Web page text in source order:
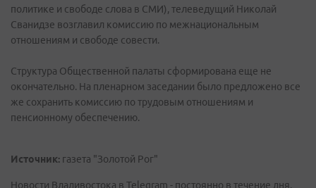
политике и свободе слова в СМИ), телеведущий Николай
Сванидзе возглавил комиссию по межнациональным
отношениям и свободе совести.
Структура Общественной палаты сформирована еще не
окончательно. На пленарном заседании было предложено все
же сохранить комиссию по трудовым отношениям и
пенсионному обеспечению.
Источник: газета "Золотой Рог"
Новости Владивостока в Telegram - постоянно в течение дня.